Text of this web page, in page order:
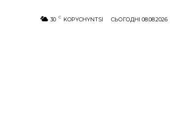
30 C KOPYCHYNTSI СЬОГОДНІ 08.08.2026